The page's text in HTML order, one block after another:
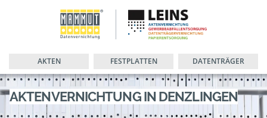
AKTEN FESTPLATTEN DATENTRÄGER
AKTENVERNICHTUNG IN DENZLINGEN